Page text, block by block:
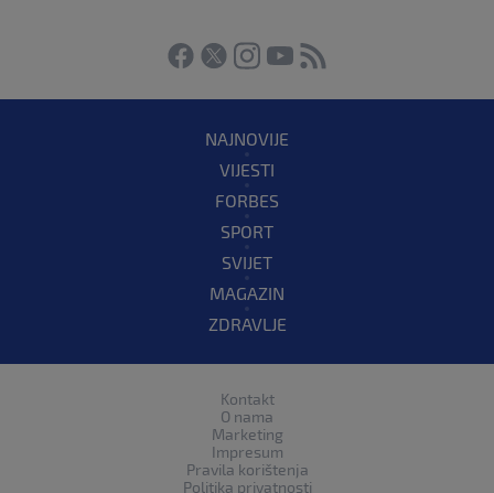
NAJNOVIJE
VIJESTI
FORBES
SPORT
SVIJET
MAGAZIN
ZDRAVLJE
Kontakt
O nama
Marketing
Impresum
Pravila korištenja
Politika privatnosti